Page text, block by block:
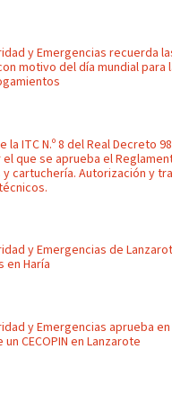
y Emergencias recuerda
motivo del día mundial para
ITC N.º 8 del Real Decreto
que se aprueba el
cartuchería. Autorización y
y Emergencias de
en Haría
y Emergencias aprueba
CECOPIN en Lanzarote